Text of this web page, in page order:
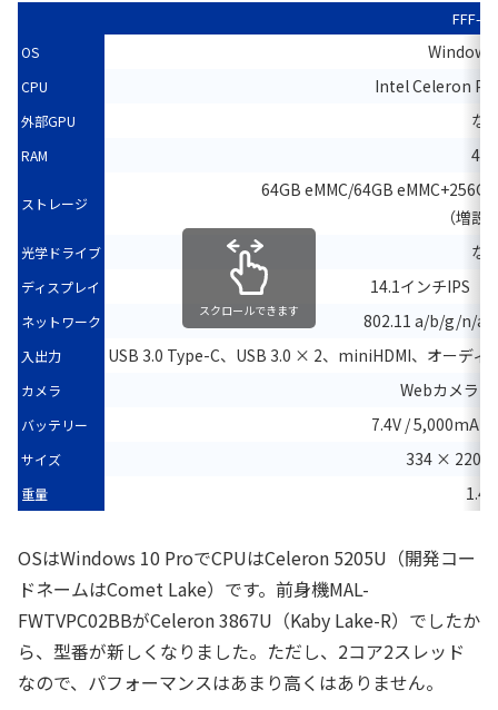
FFF-
OS
CPU Intel Celeron
外部GPU な
RAM
ストレージ
64GB eMMC/64GB
（増設
光学ドライブ な
ディスプレイ 14.1インチIPS（
ネットワーク 802.11 a/b/g/n/
入出力 USB 3.0 Type-C、USB 3.0 × 2、miniHDMI、オーデ
カメラ Webカメラ
バッテリー 7.4V / 5,000mAh
サイズ 334 × 220
重量 1.4
スクロールできます
OSはWindows 10 ProでCPUはCeleron 5205U（開発コー
ドネームはComet Lake）です。前身機MAL-
FWTVPC02BBがCeleron 3867U（Kaby Lake-R）でしたか
ら、型番が新しくなりました。ただし、2コア2スレッド
なので、パフォーマンスはあまり高くはありません。